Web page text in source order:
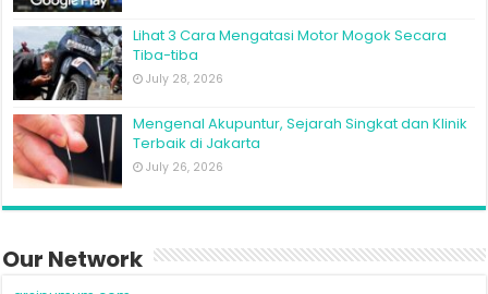
Lihat 3 Cara Mengatasi Motor Mogok Secara
Tiba-tiba
July 28, 2026
Mengenal Akupuntur, Sejarah Singkat dan Klinik
Terbaik di Jakarta
July 26, 2026
Our Network